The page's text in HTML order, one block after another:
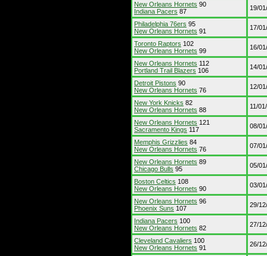
New Orleans Hornets 90
Indiana Pacers 87 19/
Philadelphia 76ers 95
New Orleans Hornets 91 17/
Toronto Raptors 102
New Orleans Hornets 99 16/
New Orleans Hornets 112
Portland Trail Blazers 106 14/
Detroit Pistons 90
New Orleans Hornets 76 12/
New York Knicks 82
New Orleans Hornets 88 11/
New Orleans Hornets 121
Sacramento Kings 117 08/
Memphis Grizzlies 84
New Orleans Hornets 76 07/
New Orleans Hornets 89
Chicago Bulls 95 05/
Boston Celtics 108
New Orleans Hornets 90 03/
New Orleans Hornets 96
Phoenix Suns 107 29/
Indiana Pacers 100
New Orleans Hornets 82 27/
Cleveland Cavaliers 100
New Orleans Hornets 91 26/